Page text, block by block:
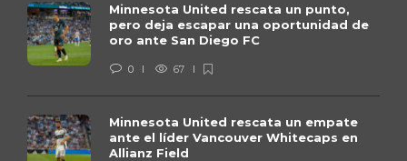
Minnesota United rescata un punto,
pero deja escapar una oportunidad de
oro ante San Diego FC
0 67
Minnesota United rescata un empate
ante el líder Vancouver Whitecaps en
Allianz Field